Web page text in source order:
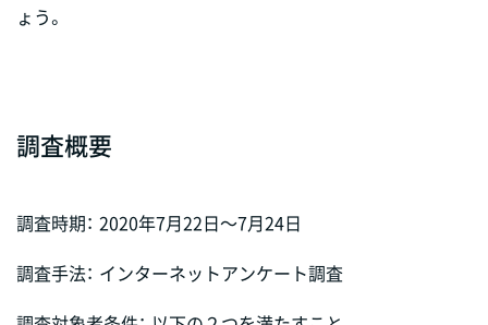
ょう。
調査概要
調査時期： 2020年7月22日～7月24日
調査手法： インターネットアンケート調査